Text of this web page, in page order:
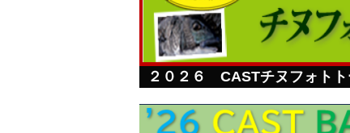
２０２６ CASTチヌフォト